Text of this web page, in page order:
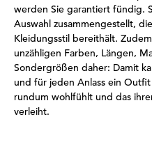
werden Sie garantiert fündig.
Auswahl zusammengestellt,
Kleidungsstil bereithält.
unzähligen Farben, Längen,
Sondergrößen daher: Damit
und für jeden Anlass ein
rundum wohlfühlt und das
verleiht.